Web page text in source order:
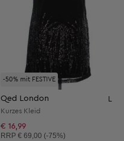
-50% mit FESTIVE
Qed London
Kurzes Kleid
€ 16,99
Unverbindliche Preisempfehlung:
RRP € 69,00 (-75%)